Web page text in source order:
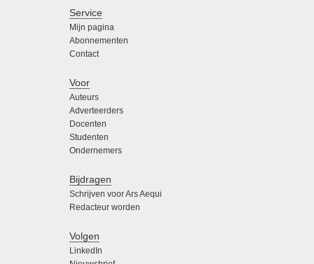
Service
Mijn pagina
Abonnementen
Contact
Voor
Auteurs
Adverteerders
Docenten
Studenten
Ondernemers
Bijdragen
Schrijven voor Ars Aequi
Redacteur worden
Volgen
LinkedIn